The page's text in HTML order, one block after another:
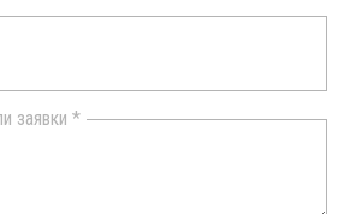
заявки *